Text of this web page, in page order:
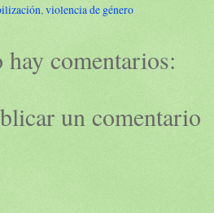
, violencia de género
hay comentarios:
un comentario